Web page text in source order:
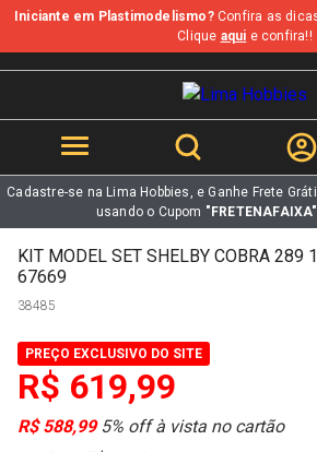
b
Iniciante em Plastimodelismo?Confira as
Clique aqui e confira!!
Cadastre-se na Lima Hobbies, e Ganhe Frete
usando o Cupom "FRETENAFAIXA"
KIT MODEL SET SHELBY COBRA 289
67669
38485
PREÇO EXCLUSIVO DO SITE
R$ 619,99
R$ 588,995% off à vista no cartão